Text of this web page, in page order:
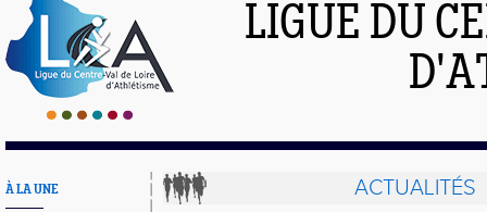
LIGUE DU
À LA UNE ACTUALITÉS